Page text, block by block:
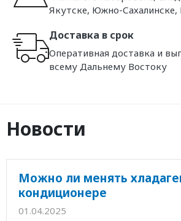
Якутске, Южно-Сахалинске,
Доставка в срок
Оперативная доставка и
всему Дальнему Востоку
Новости
Можно ли менять
кондиционере
01.04.2025